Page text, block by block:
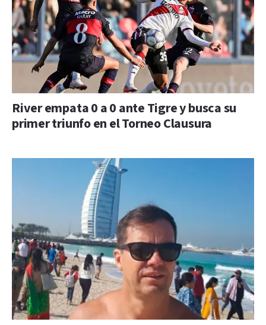
River empata 0 a 0 ante Tigre y busca su
primer triunfo en el Torneo Clausura